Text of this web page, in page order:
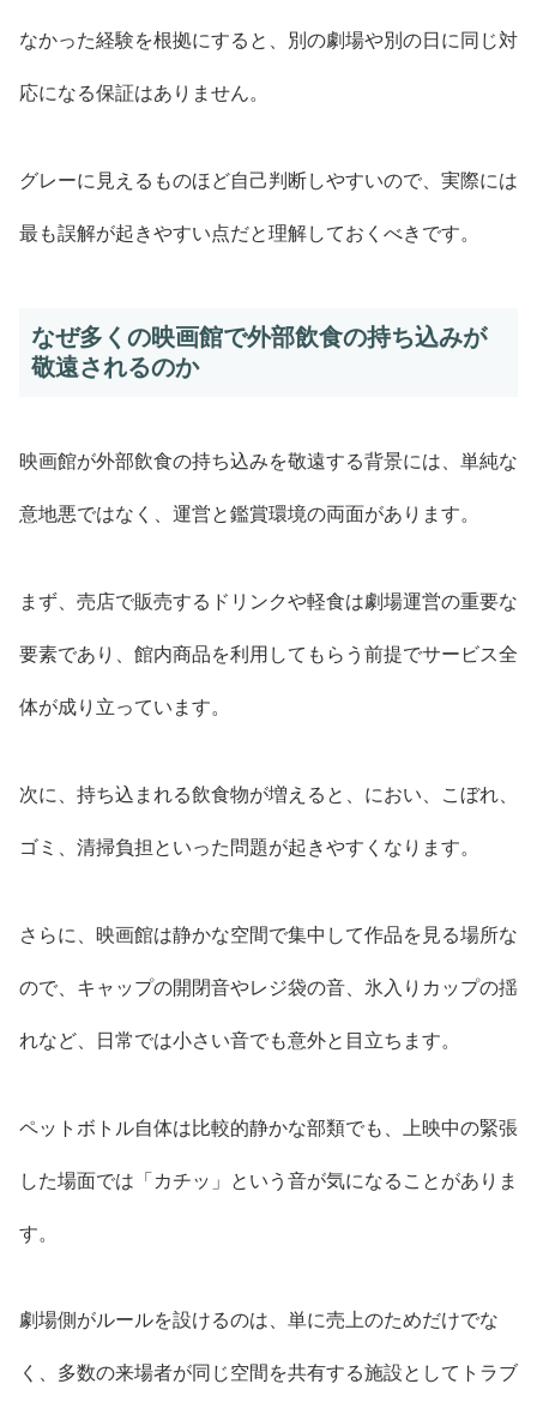
なかった経験を根拠にすると、別の劇場や別の日に同じ対
応になる保証はありません。
グレーに見えるものほど自己判断しやすいので、実際には
最も誤解が起きやすい点だと理解しておくべきです。
なぜ多くの映画館で外部飲食の持ち込みが
敬遠されるのか
映画館が外部飲食の持ち込みを敬遠する背景には、単純な
意地悪ではなく、運営と鑑賞環境の両面があります。
まず、売店で販売するドリンクや軽食は劇場運営の重要な
要素であり、館内商品を利用してもらう前提でサービス全
体が成り立っています。
次に、持ち込まれる飲食物が増えると、におい、こぼれ、
ゴミ、清掃負担といった問題が起きやすくなります。
さらに、映画館は静かな空間で集中して作品を見る場所な
ので、キャップの開閉音やレジ袋の音、氷入りカップの揺
れなど、日常では小さい音でも意外と目立ちます。
ペットボトル自体は比較的静かな部類でも、上映中の緊張
した場面では「カチッ」という音が気になることがありま
す。
劇場側がルールを設けるのは、単に売上のためだけでな
く、多数の来場者が同じ空間を共有する施設としてトラブ